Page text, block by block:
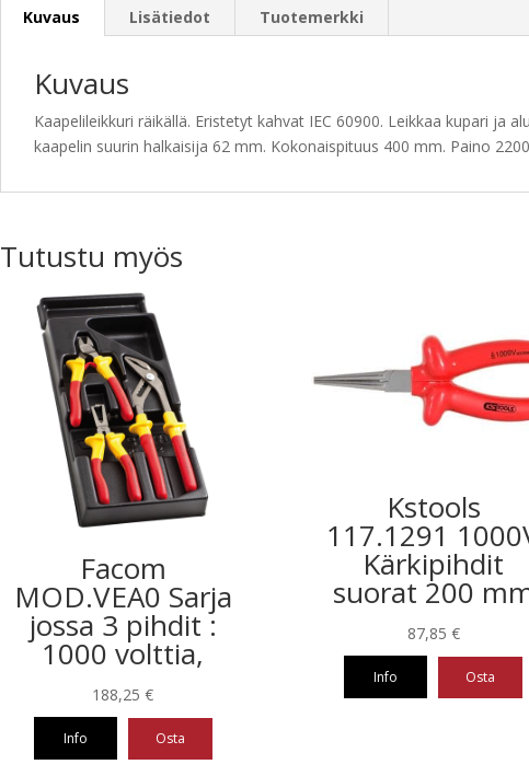
Kuvaus Lisätiedot Tuotemerkki
Kuvaus
Kaapelileikkuri räikällä. Eristetyt kahvat IEC 60900. Leikkaa kupari ja
kaapelin suurin halkaisija 62 mm. Kokonaispituus 400 mm. Paino
Tutustu myös
Facom
MOD.VEA0 Sarja
jossa 3 pihdit :
1000 volttia,
188,25€
Info Osta
Kstools
117.1291
Kärkipihdit
suorat 200
87,85 €
Info Osta